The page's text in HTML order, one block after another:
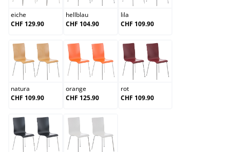
eiche
CHF 129.90
hellblau
CHF 104.90
lila
CHF 109.90
natura
natura
CHF 109.90
orange
orange
CHF 125.90
rot
rot
CHF 109.90
schwarz weiß